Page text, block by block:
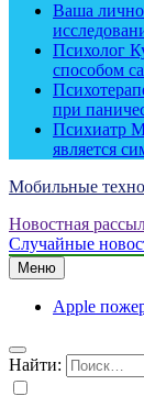
Ваша
Психолог
способом
при
Психиатр
является
Мобильные
Новостная
Случайные
Меню
Apple
Найти: